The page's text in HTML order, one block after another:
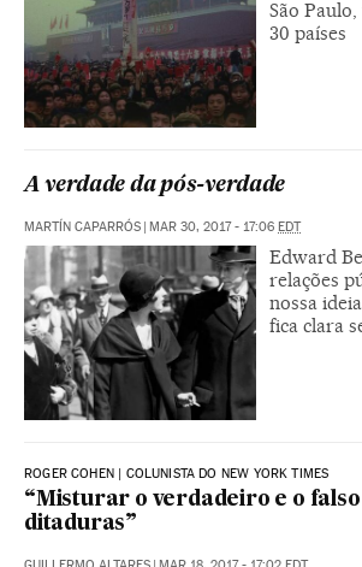
São
30 países
A verdade da pós-verdade
MARTÍN CAPARRÓS | MAR 30, 2017 - 17:06 EDT
Edward
relações
nossa
fica clara
ROGER COHEN | COLUNISTA DO NEW YORK TIMES
“Misturar o verdadeiro e o falso
ditaduras”